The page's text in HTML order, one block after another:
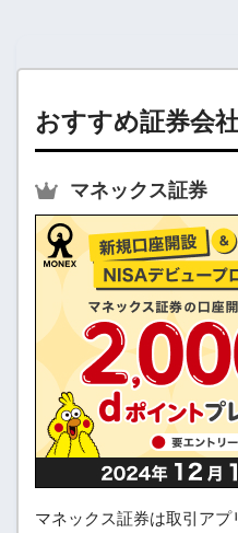
おすすめ証券会
マネックス証券
マネックス証券は取引ア